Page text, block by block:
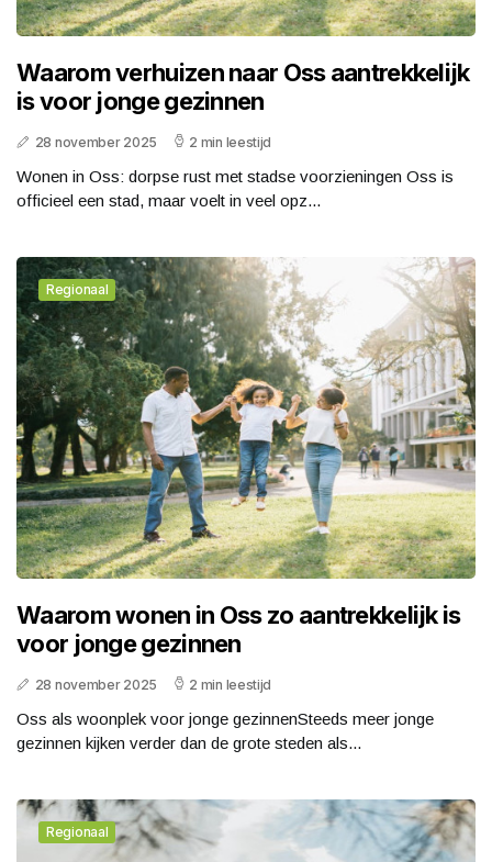
Waarom verhuizen naar Oss aantrekkelijk
is voor jonge gezinnen
28 november 2025 2 min leestijd
Wonen in Oss: dorpse rust met stadse voorzieningen Oss is
officieel een stad, maar voelt in veel opz...
Regionaal
Waarom wonen in Oss zo aantrekkelijk is
voor jonge gezinnen
28 november 2025 2 min leestijd
Oss als woonplek voor jonge gezinnenSteeds meer jonge
gezinnen kijken verder dan de grote steden als...
Regionaal